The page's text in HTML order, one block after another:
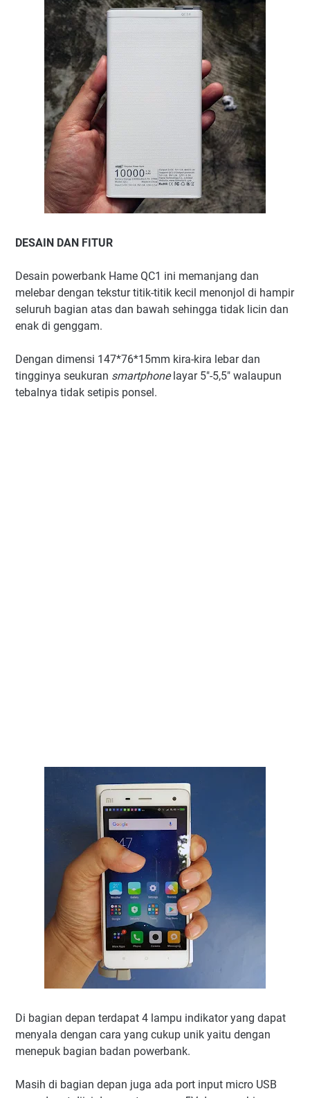
DESAIN DAN FITUR
Desain powerbank Hame QC1 ini memanjang dan
melebar dengan tekstur titik-titik kecil menonjol di hampir
seluruh bagian atas dan bawah sehingga tidak licin dan
enak di genggam.
Dengan dimensi 147*76*15mm kira-kira lebar dan
tingginya seukuran smartphonelayar 5"-5,5" walaupun
tebalnya tidak setipis ponsel.
Di bagian depan terdapat 4 lampu indikator yang dapat
menyala dengan cara yang cukup unik yaitu dengan
menepuk bagian badan powerbank.
Masih di bagian depan juga ada port input micro USB